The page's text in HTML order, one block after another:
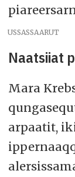
USSASSAARUT
Naatsiiat
Mara
arpaatit,